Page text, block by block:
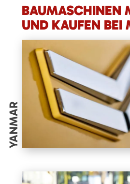
BAUMASCHINEN
UND KAUFEN BEI
YANMAR